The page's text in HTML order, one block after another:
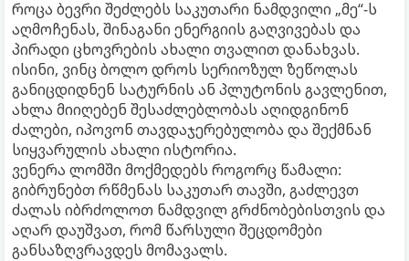
როცა ბევრი შეძლებს საკუთარი ნამდვილი „მე“-ს
აღმოჩენას, შინაგანი ენერგიის გაღვივებას და
პირადი ცხოვრების ახალი თვალით დანახვას.
ისინი, ვინც ბოლო დროს სერიოზულ ზეწოლას
განიცდიდნენ სატურნის ან პლუტონის გავლენით,
ახლა მიიღებენ შესაძლებლობას აღიდგინონ
ძალები, იპოვონ თავდაჯერებულობა და შექმნან
სიყვარულის ახალი ისტორია.
ვენერა ლომში მოქმედებს როგორც წამალი:
გიბრუნებთ რწმენას საკუთარ თავში, გაძლევთ
ძალას იბრძოლოთ ნამდვილ გრძნობებისთვის და
აღარ დაუშვათ, რომ წარსული შეცდომები
განსაზღვრავდეს მომავალს.